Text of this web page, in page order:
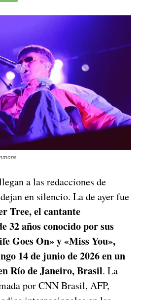
a las redacciones de
en silencio. La de ayer fue
Tree, el cantante
32 años conocido por sus
Goes On» y «Miss You»,
14 de junio de 2026 en un
Río de Janeiro, Brasil. La
por CNN Brasil, AFP,